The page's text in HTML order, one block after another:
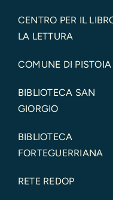
CENTRO PER IL
LA LETTURA
COMUNE DI PISTOIA
BIBLIOTECA SAN
GIORGIO
BIBLIOTECA
FORTEGUERRIANA
RETE REDOP